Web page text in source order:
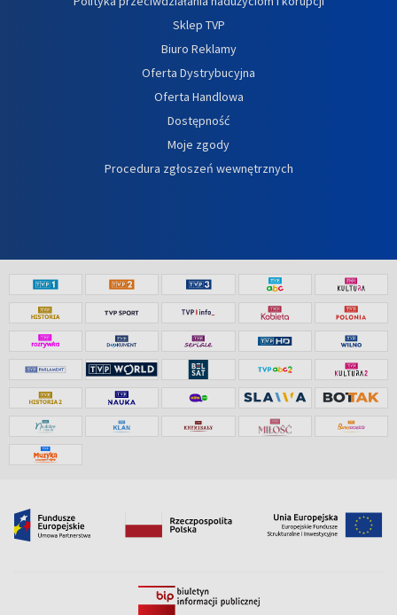
Sklep TVP
Biuro Reklamy
Oferta Dystrybucyjna
Oferta Handlowa
Dostępność
Moje zgody
Procedura zgłoszeń wewnętrznych